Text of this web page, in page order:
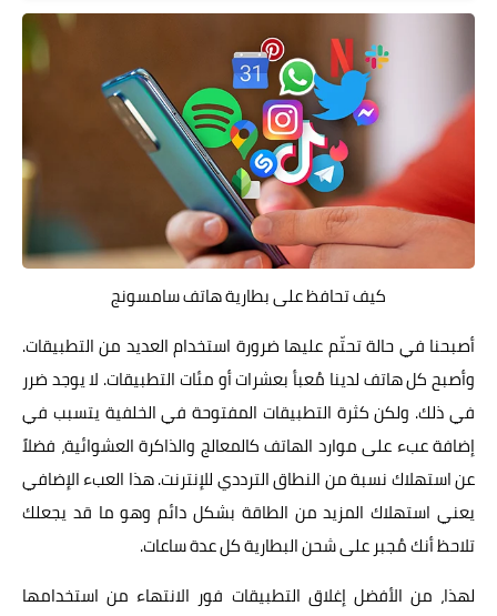
كيف تحافظ على بطارية هاتف سامسونج
أصبحنا في حالة تحتّم عليها ضرورة استخدام العديد من التطبيقات.
وأصبح كل هاتف لدينا مُعبأ بعشرات أو مئات التطبيقات. لا يوجد ضرر
في ذلك. ولكن كثرة التطبيقات المفتوحة في الخلفية يتسبب في
إضافة عبء على موارد الهاتف كالمعالج والذاكرة العشوائية، فضلاً
عن استهلاك نسبة من النطاق الترددي للإنترنت. هذا العبء الإضافي
يعني استهلاك المزيد من الطاقة بشكل دائم وهو ما قد يجعلك
تلاحظ أنك مُجبر على شحن البطارية كل عدة ساعات.
لهذا، من الأفضل إغلاق التطبيقات فور الانتهاء من استخدامها